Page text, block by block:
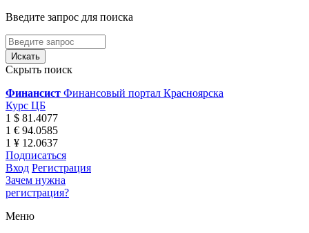
Введите запрос для поиска
Скрыть поиск
Финансист Финансовый портал Красноярска
Курс ЦБ
1 $ 81.4077
1 € 94.0585
1 ¥ 12.0637
Подписаться
Вход Регистрация
Зачем нужна
регистрация?
Меню